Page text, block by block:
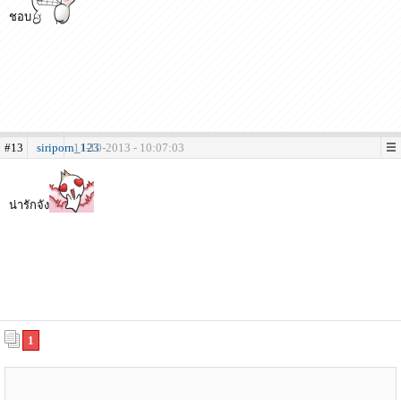
ชอบ
#13 siriporn_12311-10-2013 - 10:07:03
น่ารักจัง
1